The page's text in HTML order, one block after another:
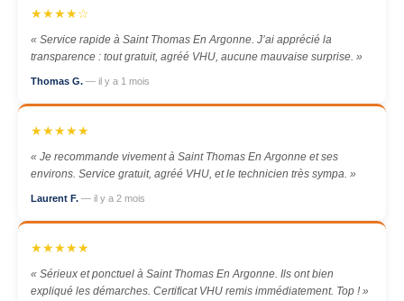
★★★★☆
« Service rapide à Saint Thomas En Argonne. J’ai apprécié la
transparence : tout gratuit, agréé VHU, aucune mauvaise surprise. »
Thomas G. — il y a 1 mois
★★★★★
« Je recommande vivement à Saint Thomas En Argonne et ses
environs. Service gratuit, agréé VHU, et le technicien très sympa. »
Laurent F. — il y a 2 mois
★★★★★
« Sérieux et ponctuel à Saint Thomas En Argonne. Ils ont bien
expliqué les démarches. Certificat VHU remis immédiatement. Top ! »